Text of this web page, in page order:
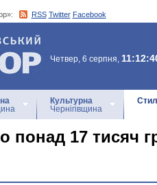
RSS Twitter Facebook
Четвер, 6 серпня,
Культурна
Чернігівщина
понад 17 тисяч